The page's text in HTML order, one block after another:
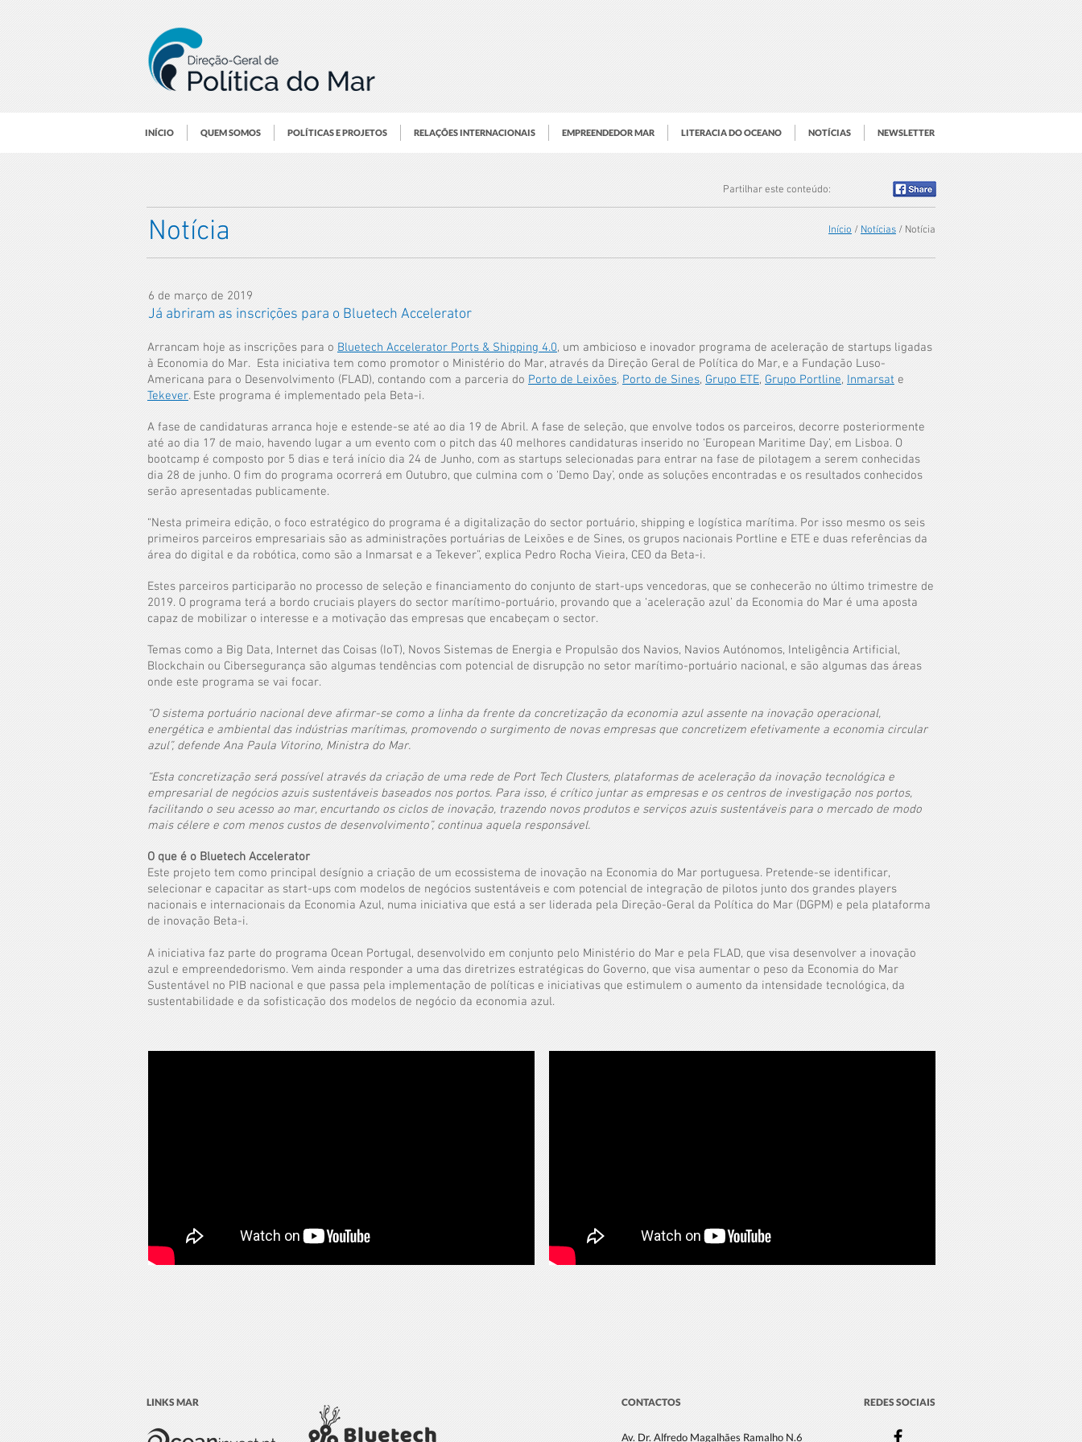
INÍCIO QUEM SOMOS POLÍTICAS E PROJETOS RELAÇÕES INTERNACIONAIS EMPREENDEDOR MAR LITERACIA DO OCEANO NOTÍCIAS NEWSLETTER
Notícia Início / Notícias / Notícia
6 de março de 2019
Já abriram as inscrições para o Bluetech Accelerator
Arrancam hoje as inscrições para o Bluetech Accelerator Ports & Shipping 4.0, um ambicioso e inovador programa de aceleração de startups ligadas
à Economia do Mar. Esta iniciativa tem como promotor o Ministério do Mar, através da Direção Geral de Política do Mar, e a Fundação Luso-
Americana para o Desenvolvimento (FLAD), contando com a parceria do Porto de Leixões, Porto de Sines, Grupo ETE, Grupo Portline, Inmarsat e
Tekever. Este programa é implementado pela Beta-i.
A fase de candidaturas arranca hoje e estende-se até ao dia 19 de Abril. A fase de seleção, que envolve todos os parceiros, decorre posteriormente
até ao dia 17 de maio, havendo lugar a um evento com o pitch das 40 melhores candidaturas inserido no ‘European Maritime Day’, em Lisboa. O
bootcamp é composto por 5 dias e terá início dia 24 de Junho, com as startups selecionadas para entrar na fase de pilotagem a serem conhecidas
dia 28 de junho. O fim do programa ocorrerá em Outubro, que culmina com o ‘Demo Day’, onde as soluções encontradas e os resultados conhecidos
serão apresentadas publicamente.
“Nesta primeira edição, o foco estratégico do programa é a digitalização do sector portuário, shipping e logística marítima. Por isso mesmo os seis
primeiros parceiros empresariais são as administrações portuárias de Leixões e de Sines, os grupos nacionais Portline e ETE e duas referências da
área do digital e da robótica, como são a Inmarsat e a Tekever”, explica Pedro Rocha Vieira, CEO da Beta-i.
Estes parceiros participarão no processo de seleção e financiamento do conjunto de start-ups vencedoras, que se conhecerão no último trimestre de
2019. O programa terá a bordo cruciais players do sector marítimo-portuário, provando que a ‘aceleração azul’ da Economia do Mar é uma aposta
capaz de mobilizar o interesse e a motivação das empresas que encabeçam o sector.
Temas como a Big Data, Internet das Coisas (IoT), Novos Sistemas de Energia e Propulsão dos Navios, Navios Autónomos, Inteligência Artificial,
Blockchain ou Cibersegurança são algumas tendências com potencial de disrupção no setor marítimo-portuário nacional, e são algumas das áreas
onde este programa se vai focar.
“O sistema portuário nacional deve afirmar-se como a linha da frente da concretização da economia azul assente na inovação operacional,
energética e ambiental das indústrias marítimas, promovendo o surgimento de novas empresas que concretizem efetivamente a economia circular
azul”, defende Ana Paula Vitorino, Ministra do Mar.
“Esta concretização será possível através da criação de uma rede de Port Tech Clusters, plataformas de aceleração da inovação tecnológica e
empresarial de negócios azuis sustentáveis baseados nos portos. Para isso, é crítico juntar as empresas e os centros de investigação nos portos,
facilitando o seu acesso ao mar, encurtando os ciclos de inovação, trazendo novos produtos e serviços azuis sustentáveis para o mercado de modo
mais célere e com menos custos de desenvolvimento”, continua aquela responsável.
O que é o Bluetech Accelerator
Este projeto tem como principal desígnio a criação de um ecossistema de inovação na Economia do Mar portuguesa. Pretende-se identificar,
selecionar e capacitar as start-ups com modelos de negócios sustentáveis e com potencial de integração de pilotos junto dos grandes players
nacionais e internacionais da Economia Azul, numa iniciativa que está a ser liderada pela Direção-Geral da Política do Mar (DGPM) e pela plataforma
de inovação Beta-i.
A iniciativa faz parte do programa Ocean Portugal, desenvolvido em conjunto pelo Ministério do Mar e pela FLAD, que visa desenvolver a inovação
azul e empreendedorismo. Vem ainda responder a uma das diretrizes estratégicas do Governo, que visa aumentar o peso da Economia do Mar
Sustentável no PIB nacional e que passa pela implementação de políticas e iniciativas que estimulem o aumento da intensidade tecnológica, da
sustentabilidade e da sofisticação dos modelos de negócio da economia azul.
Partilhar este conteúdo:
LINKS MAR CONTACTOS
Av. Dr. Alfredo Magalhães Ramalho N.6
REDES SOCIAIS